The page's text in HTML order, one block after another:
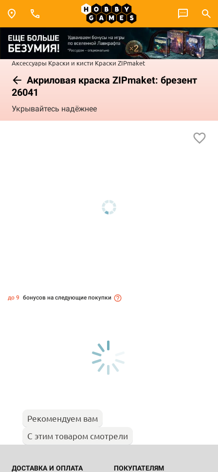
Аксессуары Краски и кисти Краски ZIPmaket
Акриловая краска ZIPmaket: брезент
26041
Укрывайтесь надёжнее
до 9 бонусов на следующие покупки
Рекомендуем вам
С этим товаром смотрели
ДОСТАВКА И ОПЛАТА ПОКУПАТЕЛЯМ